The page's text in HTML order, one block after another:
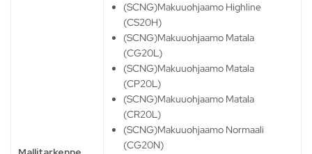
(SCNG)Makuuohjaamo Highline
(CS20H)
(SCNG)Makuuohjaamo Matala
(CG20L)
(SCNG)Makuuohjaamo Matala
(CP20L)
(SCNG)Makuuohjaamo Matala
(CR20L)
(SCNG)Makuuohjaamo Normaali
(CG20N)